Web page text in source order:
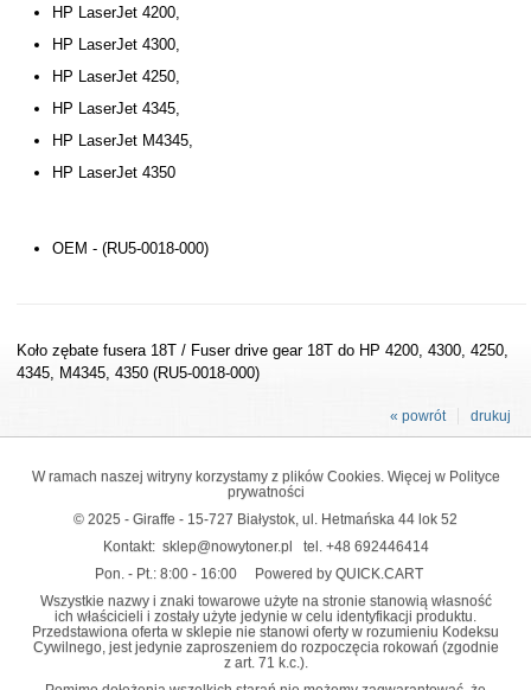
HP LaserJet 4200,
HP LaserJet 4300,
HP LaserJet 4250,
HP LaserJet 4345,
HP LaserJet M4345,
HP LaserJet 4350
OEM - (RU5-0018-000)
Koło zębate fusera 18T / Fuser drive gear 18T do HP 4200, 4300, 4250,
4345, M4345, 4350 (RU5-0018-000)
drukuj
« powrót
W ramach naszej witryny korzystamy z plików Cookies. Więcej w Polityce
prywatności
© 2025 - Giraffe - 15-727 Białystok, ul. Hetmańska 44 lok 52
Kontakt: sklep@nowytoner.pl tel. +48 692446414
Pon. - Pt.: 8:00 - 16:00
Powered by QUICK.CART
Wszystkie nazwy i znaki towarowe użyte na stronie stanowią własność
ich właścicieli i zostały użyte jedynie w celu identyfikacji produktu.
Przedstawiona oferta w sklepie nie stanowi oferty w rozumieniu Kodeksu
Cywilnego, jest jedynie zaproszeniem do rozpoczęcia rokowań (zgodnie
z art. 71 k.c.).